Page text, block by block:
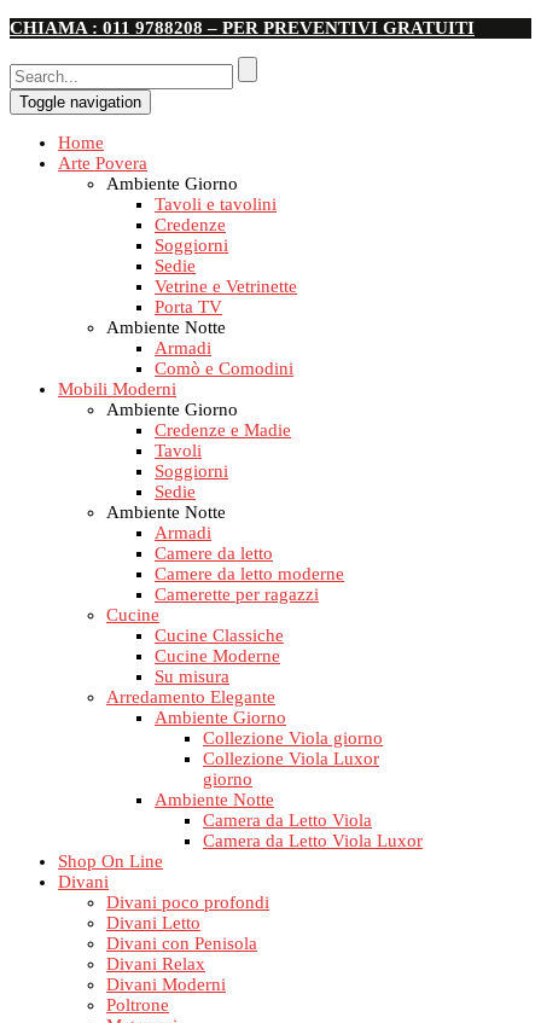
CHIAMA : 011 9788208 – PER PREVENTIVI GRATUITI
Toggle navigation
Home
Arte Povera
Ambiente Giorno
Tavoli e tavolini
Credenze
Soggiorni
Sedie
Vetrine e Vetrinette
Porta TV
Ambiente Notte
Armadi
Comò e Comodini
Mobili Moderni
Ambiente Giorno
Credenze e Madie
Tavoli
Soggiorni
Sedie
Ambiente Notte
Armadi
Camere da letto
Camere da letto moderne
Camerette per ragazzi
Cucine
Cucine Classiche
Cucine Moderne
Su misura
Arredamento Elegante
Ambiente Giorno
Collezione Viola giorno
Collezione Viola Luxor
giorno
Ambiente Notte
Camera da Letto Viola
Camera da Letto Viola Luxor
Shop On Line
Divani
Divani poco profondi
Divani Letto
Divani con Penisola
Divani Relax
Divani Moderni
Poltrone